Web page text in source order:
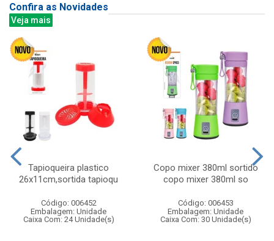
Confira as Novidades
Veja mais
Tapioqueira plastico
26x11cm,sortida tapioqu
Código: 006452
Embalagem: Unidade
Caixa Com: 24 Unidade(s)
Copo mixer 380ml sortido
copo mixer 380ml so
Código: 006453
Embalagem: Unidade
Caixa Com: 30 Unidade(s)